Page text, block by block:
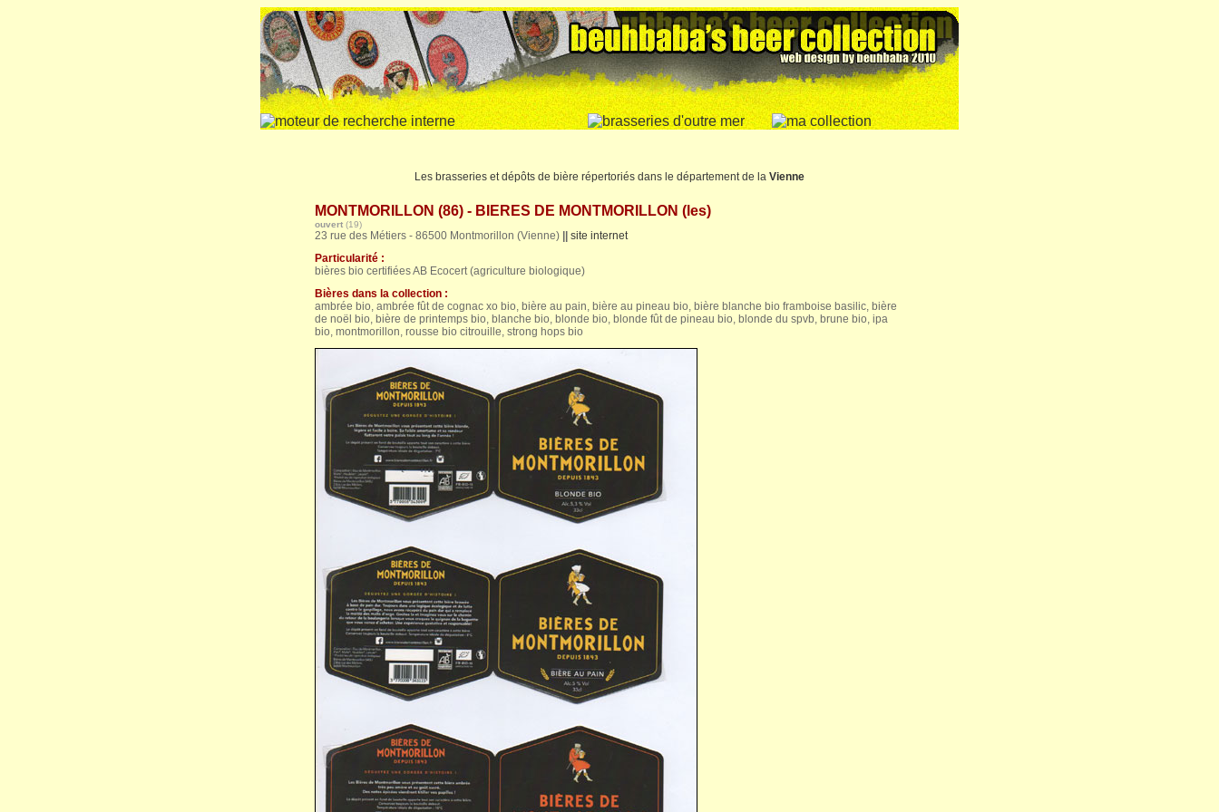
Les brasseries et dépôts de bière répertoriés dans le département de la Vienne
MONTMORILLON (86) - BIERES DE MONTMORILLON (les)
ouvert (19)
23 rue des Métiers - 86500 Montmorillon (Vienne)
site internet
Particularité :
bières bio certifiées AB Ecocert (agriculture biologique)
Bières dans la collection :
ambrée bio, ambrée fût de cognac xo bio, bière au pain, bière au pineau bio, bière blanche bio framboise basilic, bière
de noël bio, bière de printemps bio, blanche bio, blonde bio, blonde fût de pineau bio, blonde du spvb, brune bio, ipa
bio, montmorillon, rousse bio citrouille, strong hops bio